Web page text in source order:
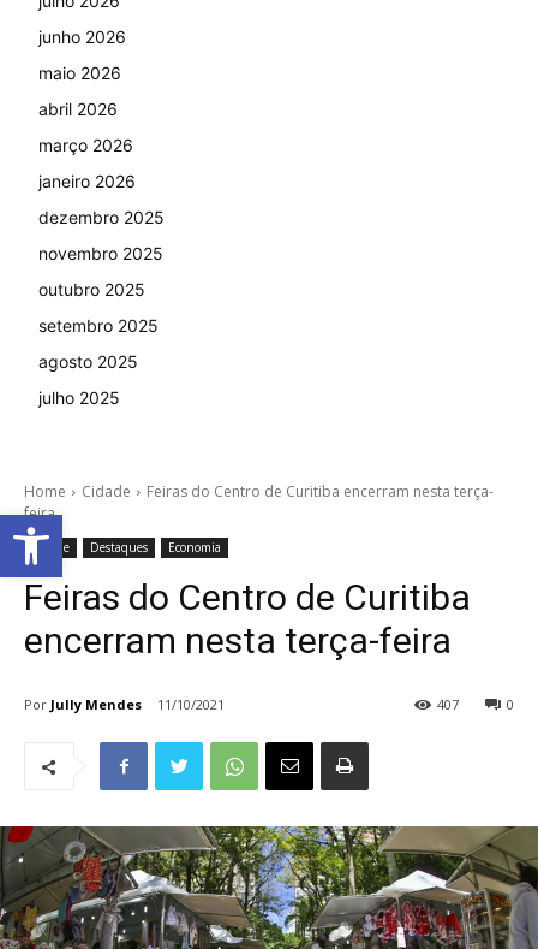
junho 2026
maio 2026
abril 2026
março 2026
janeiro 2026
dezembro 2025
novembro 2025
outubro 2025
setembro 2025
agosto 2025
julho 2025